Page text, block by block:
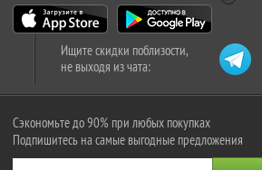
Ищите скидки поблизости,
не выходя из чата:
Сэкономьте до 90% при любых покупках
Подпишитесь на самые выгодные предложения